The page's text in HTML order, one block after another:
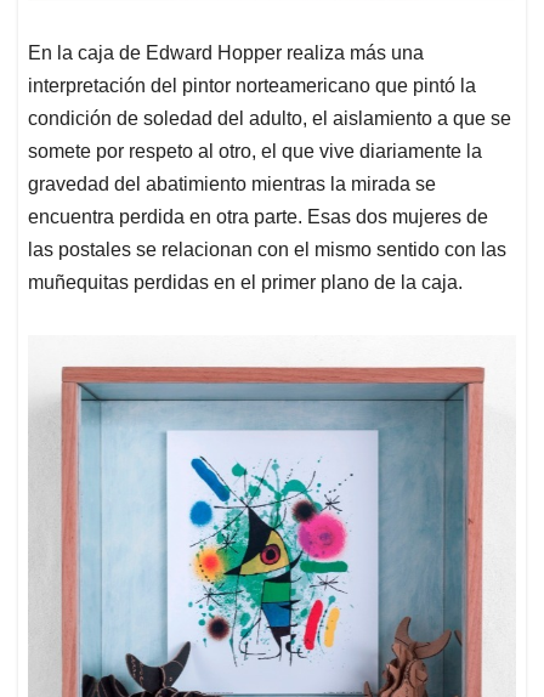
En la caja de Edward Hopper realiza más una
interpretación del pintor norteamericano que pintó la
condición de soledad del adulto, el aislamiento a que se
somete por respeto al otro, el que vive diariamente la
gravedad del abatimiento mientras la mirada se
encuentra perdida en otra parte. Esas dos mujeres de
las postales se relacionan con el mismo sentido con las
muñequitas perdidas en el primer plano de la caja.